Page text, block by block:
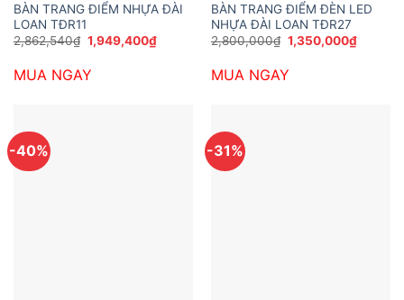
BÀN TRANG ĐIỂM NHỰA ĐÀI
LOAN TĐR11
2,862,540₫ Giá
gốc
2,862,540₫.
1,949,400₫Giá
hiện
MUA NGAY
BÀN TRANG ĐIỂM ĐÈN LED
NHỰA ĐÀI LOAN TĐR27
2,800,000₫ Giá
gốc
2,800,000₫.
1,350,000₫Giá
hiện
MUA NGAY
-40% -31%